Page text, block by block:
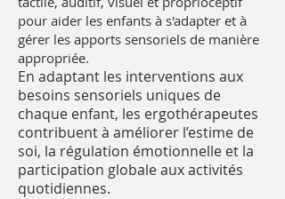
pour aider les enfants à s'adapter et à
gérer les apports sensoriels de manière
appropriée.
En adaptant les interventions aux
besoins sensoriels uniques de
chaque enfant, les ergothérapeutes
contribuent à améliorer l’estime de
soi, la régulation émotionnelle et la
participation globale aux activités
quotidiennes.